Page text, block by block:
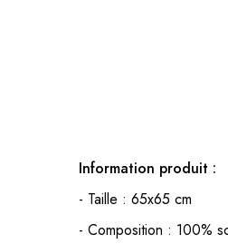
Information produit :
- Taille : 65x65 cm
- Composition : 100%